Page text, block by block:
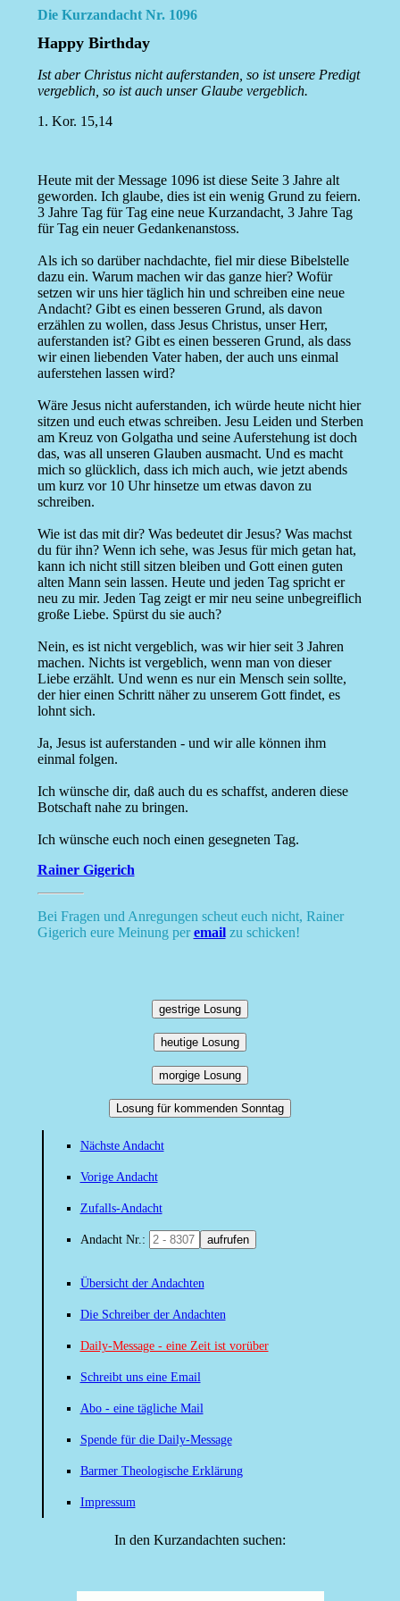
Die Kurzandacht Nr. 1096
Happy Birthday
Ist aber Christus nicht auferstanden, so ist unsere Predigt
vergeblich, so ist auch unser Glaube vergeblich.
1. Kor. 15,14
Heute mit der Message 1096 ist diese Seite 3 Jahre alt
geworden. Ich glaube, dies ist ein wenig Grund zu feiern.
3 Jahre Tag für Tag eine neue Kurzandacht, 3 Jahre Tag
für Tag ein neuer Gedankenanstoss.
Als ich so darüber nachdachte, fiel mir diese Bibelstelle
dazu ein. Warum machen wir das ganze hier? Wofür
setzen wir uns hier täglich hin und schreiben eine neue
Andacht? Gibt es einen besseren Grund, als davon
erzählen zu wollen, dass Jesus Christus, unser Herr,
auferstanden ist? Gibt es einen besseren Grund, als dass
wir einen liebenden Vater haben, der auch uns einmal
auferstehen lassen wird?
Wäre Jesus nicht auferstanden, ich würde heute nicht hier
sitzen und euch etwas schreiben. Jesu Leiden und Sterben
am Kreuz von Golgatha und seine Auferstehung ist doch
das, was all unseren Glauben ausmacht. Und es macht
mich so glücklich, dass ich mich auch, wie jetzt abends
um kurz vor 10 Uhr hinsetze um etwas davon zu
schreiben.
Wie ist das mit dir? Was bedeutet dir Jesus? Was machst
du für ihn? Wenn ich sehe, was Jesus für mich getan hat,
kann ich nicht still sitzen bleiben und Gott einen guten
alten Mann sein lassen. Heute und jeden Tag spricht er
neu zu mir. Jeden Tag zeigt er mir neu seine unbegreiflich
große Liebe. Spürst du sie auch?
Nein, es ist nicht vergeblich, was wir hier seit 3 Jahren
machen. Nichts ist vergeblich, wenn man von dieser
Liebe erzählt. Und wenn es nur ein Mensch sein sollte,
der hier einen Schritt näher zu unserem Gott findet, es
lohnt sich.
Ja, Jesus ist auferstanden - und wir alle können ihm
einmal folgen.
Ich wünsche dir, daß auch du es schaffst, anderen diese
Botschaft nahe zu bringen.
Ich wünsche euch noch einen gesegneten Tag.
Rainer Gigerich
Bei Fragen und Anregungen scheut euch nicht, Rainer
Gigerich eure Meinung peremailzu schicken!
gestrige Losung
heutige Losung
morgige Losung
Losung für kommenden Sonntag
Nächste Andacht
Vorige Andacht
Zufalls-Andacht
Andacht Nr.: aufrufen
Übersicht der Andachten
Die Schreiber der Andachten
Daily-Message - eine Zeit ist vorüber
Schreibt uns eine Email
Abo - eine tägliche Mail
Spende für die Daily-Message
Barmer Theologische Erklärung
Impressum
In den Kurzandachten suchen: